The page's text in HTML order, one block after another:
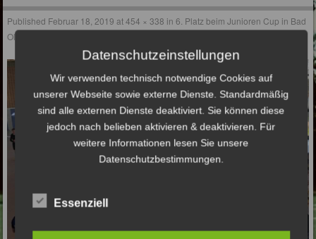
Published Februar 18, 2019 at454 × 338 in6. Platz beim Junioren Cup in Bad
Oldesloe
Datenschutzeinstellungen
Wir verwenden technisch notwendige Cookies auf
unserer Webseite sowie externe Dienste. Standardmäßig
sind alle externen Dienste deaktiviert. Sie können diese
jedoch nach belieben aktivieren & deaktivieren. Für
weitere Informationen lesen Sie unsere
Datenschutzbestimmungen.
Essenziell